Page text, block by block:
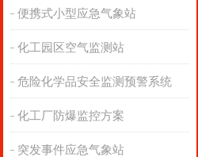
便携式小型应急气象站
化工园区空气监测站
危险化学品安全监测预警系统
化工厂防爆监控方案
突发事件应急气象站